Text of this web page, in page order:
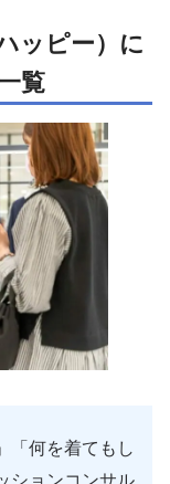
ッピー）に
覧
「何を着てもし
ションコンサル